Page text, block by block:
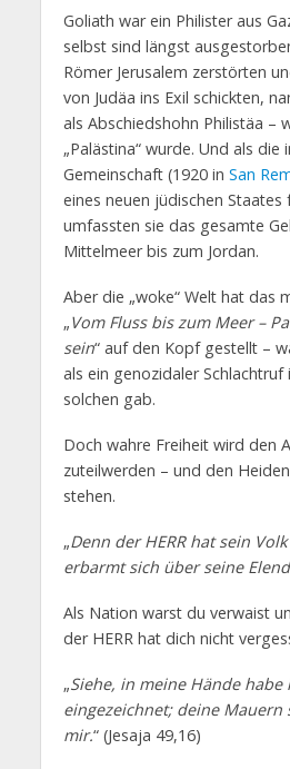
Goliath war ein Philister aus
selbst sind längst
Römer Jerusalem zerstörten
von Judäa ins Exil schickten,
als Abschiedshohn Philistäa –
„Palästina“ wurde. Und als die
Gemeinschaft (1920 in San
eines neuen jüdischen Staates
umfassten sie das gesamte
Mittelmeer bis zum Jordan.
Aber die „woke“ Welt hat das
„Vom Fluss bis zum Meer –
sein“ auf den Kopf gestellt –
als ein genozidaler Schlachtruf
solchen gab.
Doch wahre Freiheit wird den
zuteilwerden – und den
stehen.
„Denn der HERR hat sein
erbarmt sich über seine
Als Nation warst du verwaist
der HERR hat dich nicht
„Siehe, in meine Hände habe
eingezeichnet; deine Mauern
mir.“ (Jesaja 49,16)